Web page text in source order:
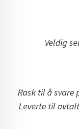
Veldig
Rask til å svare
Leverte til